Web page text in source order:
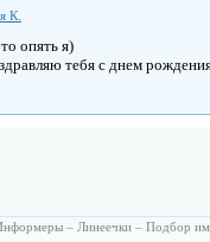
К.
опять я)
тебя с днем
– Линеечки – Подбор